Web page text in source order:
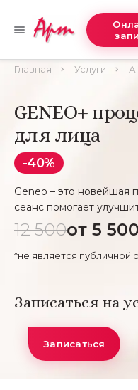
Главная Услуги
GENEO+
для лица
-40%
Geneo – это новейшая
сеанс помогает
12 500от 5
*не является публичной
Записаться на
Записаться